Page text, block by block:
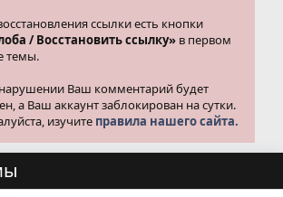
ссылки есть кнопки
/ Восстановить ссылку» в первом
темы.
Ваш комментарий будет
а Ваш аккаунт заблокирован на сутки.
изучите правила нашего сайта.